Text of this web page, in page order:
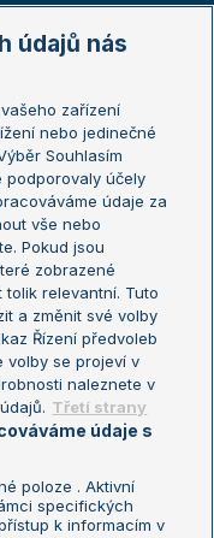
soukromí
údajů nás
zařízení
nebo jedinečné
Souhlasím
podporovaly účely
údaje za
vše nebo
Pokud jsou
zobrazené
relevantní. Tuto
a změnit své volby
Řízení předvoleb
volby se projeví v
naleznete v
Třetí strany
údaje s
poloze . Aktivní
specifických
k informacím v